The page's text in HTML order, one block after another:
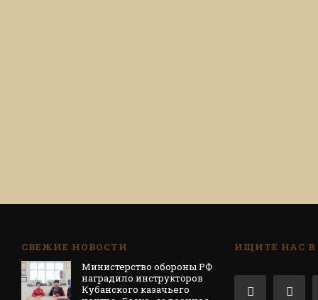
СВЕЖИЕ НОВОСТИ
Министерство обороны РФ
наградило инструкторов
Кубанского казачьего
ИЩИТЕ НАС В